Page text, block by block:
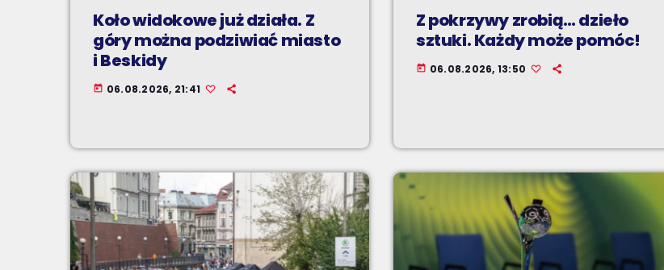
Koło widokowe już działa. Z
góry można podziwiać miasto
i Beskidy
today 06.08.2026, 21:41
Z pokrzywy zrobią… dzieło
sztuki. Każdy może pomóc!
today 06.08.2026, 13:50